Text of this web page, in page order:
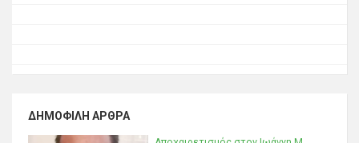
ΔΗΜΟΦΙΛΉ ΆΡΘΡΑ